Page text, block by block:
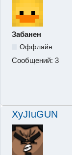
Забанен
Оффлайн
Сообщений: 3
XyJIuGUN